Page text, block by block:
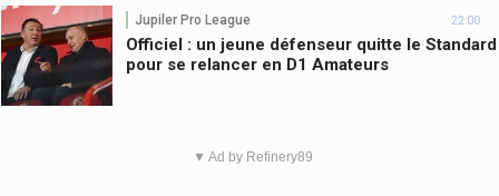
Jupiler Pro League 22:00
Officiel : un jeune défenseur quitte le Standard
pour se relancer en D1 Amateurs
▼ Ad by Refinery89